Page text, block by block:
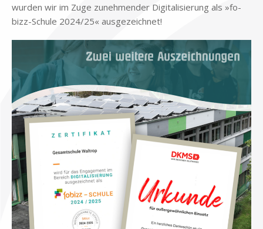
wur­den wir im Zuge zu­neh­men­der Di­gi­ta­li­sie­rung als »fo­
bizz-Schu­le 2024/25« aus­ge­zeich­net!